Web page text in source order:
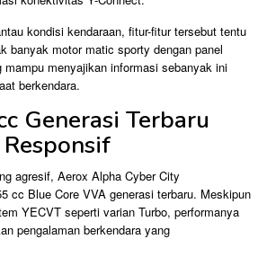
kondisi kendaraan, fitur-fitur tersebut tentu
banyak motor matic sporty dengan panel
mampu menyajikan informasi sebanyak ini
berkendara.
Generasi Terbaru
agresif, Aerox Alpha Cyber City
cc Blue Core VVA generasi terbaru. Meskipun
YECVT seperti varian Turbo, performanya
pengalaman berkendara yang